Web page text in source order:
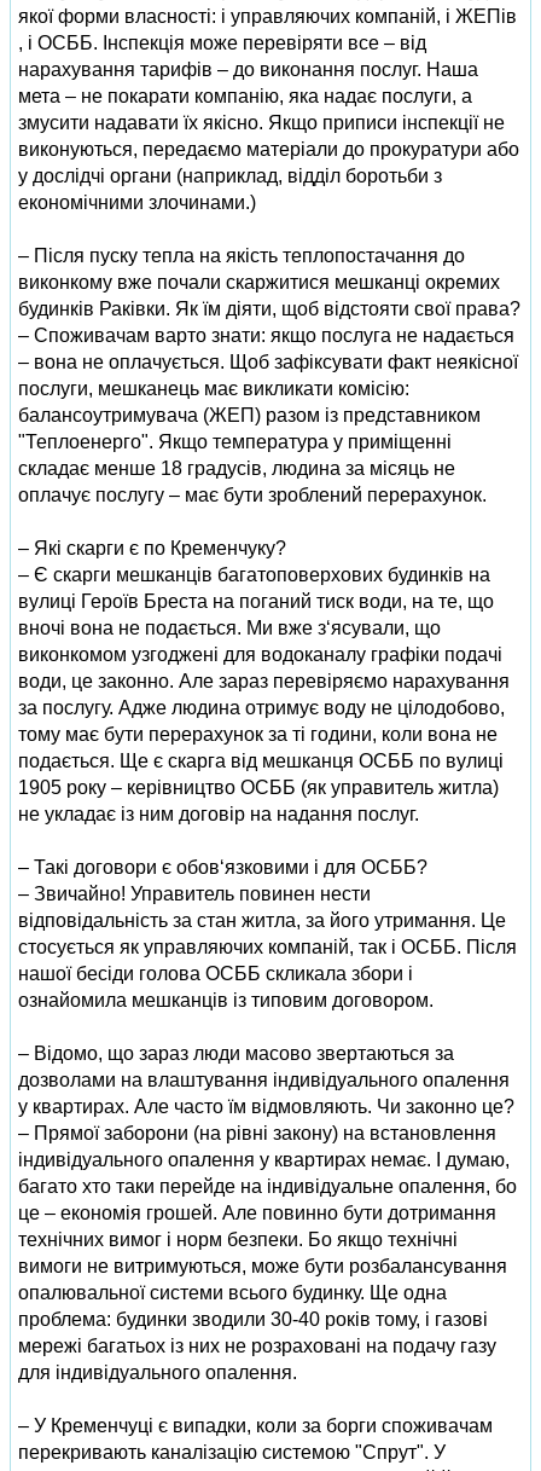
якої форми власності: і управляючих компаній, і ЖЕПів
, і ОСББ. Інспекція може перевіряти все – від
нарахування тарифів – до виконання послуг. Наша
мета – не покарати компанію, яка надає послуги, а
змусити надавати їх якісно. Якщо приписи інспекції не
виконуються, передаємо матеріали до прокуратури або
у дослідчі органи (наприклад, відділ боротьби з
економічними злочинами.)
– Після пуску тепла на якість теплопостачання до
виконкому вже почали скаржитися мешканці окремих
будинків Раківки. Як їм діяти, щоб відстояти свої права?
– Споживачам варто знати: якщо послуга не надається
– вона не оплачується. Щоб зафіксувати факт неякісної
послуги, мешканець має викликати комісію:
балансоутримувача (ЖЕП) разом із представником
"Теплоенерго". Якщо температура у приміщенні
складає менше 18 градусів, людина за місяць не
оплачує послугу – має бути зроблений перерахунок.
– Які скарги є по Кременчуку?
– Є скарги мешканців багатоповерхових будинків на
вулиці Героїв Бреста на поганий тиск води, на те, що
вночі вона не подається. Ми вже з‘ясували, що
виконкомом узгоджені для водоканалу графіки подачі
води, це законно. Але зараз перевіряємо нарахування
за послугу. Адже людина отримує воду не цілодобово,
тому має бути перерахунок за ті години, коли вона не
подається. Ще є скарга від мешканця ОСББ по вулиці
1905 року – керівництво ОСББ (як управитель житла)
не укладає із ним договір на надання послуг.
– Такі договори є обов‘язковими і для ОСББ?
– Звичайно! Управитель повинен нести
відповідальність за стан житла, за його утримання. Це
стосується як управляючих компаній, так і ОСББ. Після
нашої бесіди голова ОСББ скликала збори і
ознайомила мешканців із типовим договором.
– Відомо, що зараз люди масово звертаються за
дозволами на влаштування індивідуального опалення
у квартирах. Але часто їм відмовляють. Чи законно це?
– Прямої заборони (на рівні закону) на встановлення
індивідуального опалення у квартирах немає. І думаю,
багато хто таки перейде на індивідуальне опалення, бо
це – економія грошей. Але повинно бути дотримання
технічних вимог і норм безпеки. Бо якщо технічні
вимоги не витримуються, може бути розбалансування
опалювальної системи всього будинку. Ще одна
проблема: будинки зводили 30-40 років тому, і газові
мережі багатьох із них не розраховані на подачу газу
для індивідуального опалення.
– У Кременчуці є випадки, коли за борги споживачам
перекривають каналізацію системою "Спрут". У